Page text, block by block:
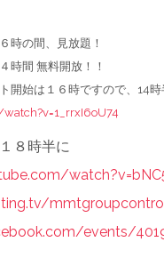
時の間、見放題！
時間 無料開放！！
開始は１６時ですので、14時
８時半に
mmtgroupcontro
events/